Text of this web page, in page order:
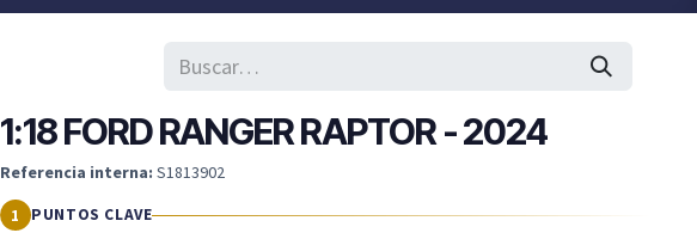
1:18 FORD RANGER RAPTOR - 2024
Referencia interna: S1813902
PUNTOS CLAVE